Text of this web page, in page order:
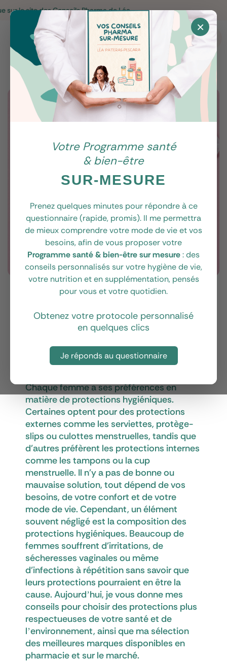
×
Votre Programme santé
& bien-être
SUR-MESURE
Prenez quelques minutes pour répondre à ce
questionnaire (rapide, promis). Il me permettra
de mieux comprendre votre mode de vie et vos
besoins, afin de vous proposer votre
Programme santé & bien-être sur mesure: des
conseils personnalisés sur votre hygiène de vie,
votre nutrition et en supplémentation, pensés
pour vous et votre quotidien.
Obtenez votre protocole personnalisé
en quelques clics
Je réponds au questionnaire
des Conseils Pharma de Léa
Accueil > La santé SEXUELLE & HORMONALE
Comment bien choisir sa protection hygiénique ?
La santé SEXUELLE & HORMONALE
Comment bien choisir
sa protection
hygiénique ?
Il y'a 1 an
Chaque femme a ses préférences en
matière de protections hygiéniques.
Certaines optent pour des protections
externes comme les serviettes, protège-
slips ou culottes menstruelles, tandis que
d'autres préfèrent les protections internes
comme les tampons ou la cup
menstruelle. Il n'y a pas de bonne ou
mauvaise solution, tout dépend de vos
besoins, de votre confort et de votre
mode de vie. Cependant, un élément
souvent négligé est la composition des
protections hygiéniques. Beaucoup de
femmes souffrent d'irritations, de
sécheresses vaginales ou même
d'infections à répétition sans savoir que
leurs protections pourraient en être la
cause. Aujourd’hui, je vous donne mes
conseils pour choisir des protections plus
respectueuses de votre santé et de
l’environnement, ainsi que ma sélection
des meilleures marques disponibles en
pharmacie et sur le marché.